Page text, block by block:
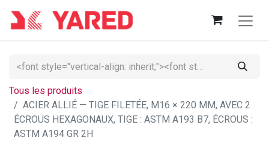
Tous les produits
ACIER ALLIÉ — TIGE FILETÉE, M16 × 220 MM, AVEC 2
ÉCROUS HEXAGONAUX, TIGE : ASTM A193 B7, ÉCROUS :
ASTM A194 GR 2H